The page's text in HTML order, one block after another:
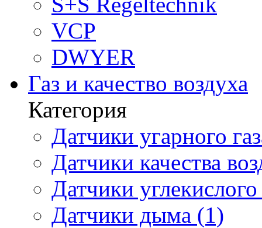
VCP
DWYER
Газ и качество воздуха
Категория
Датчики угарного
Датчики качества
Датчики
Датчики дыма (1)